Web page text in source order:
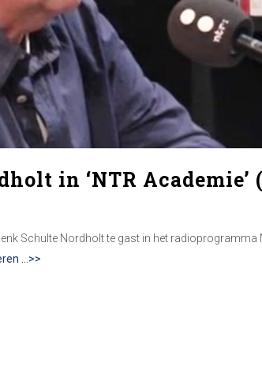
in ‘NTR Academie’
Schulte Nordholt te gast in het
…>>